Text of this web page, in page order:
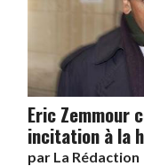
Eric Zemmour
incitation à la
par La Rédaction